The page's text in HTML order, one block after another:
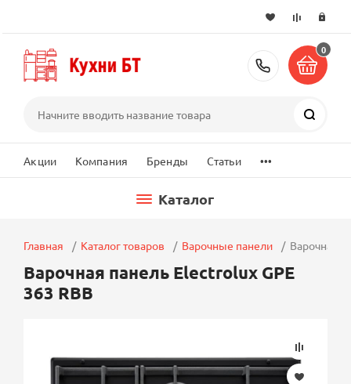
+7 (495)
0
Акции Компания Бренды Статьи ...
Каталог
Главная Каталог товаров Варочные панели Варочная
Варочная панель Electrolux GPE
363 RBB